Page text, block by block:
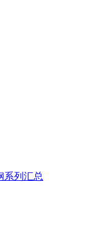
系列汇总